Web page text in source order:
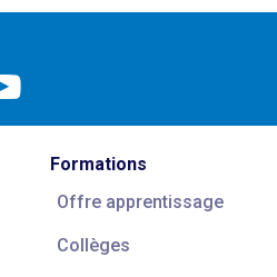
Formations
Offre apprentissage
Collèges